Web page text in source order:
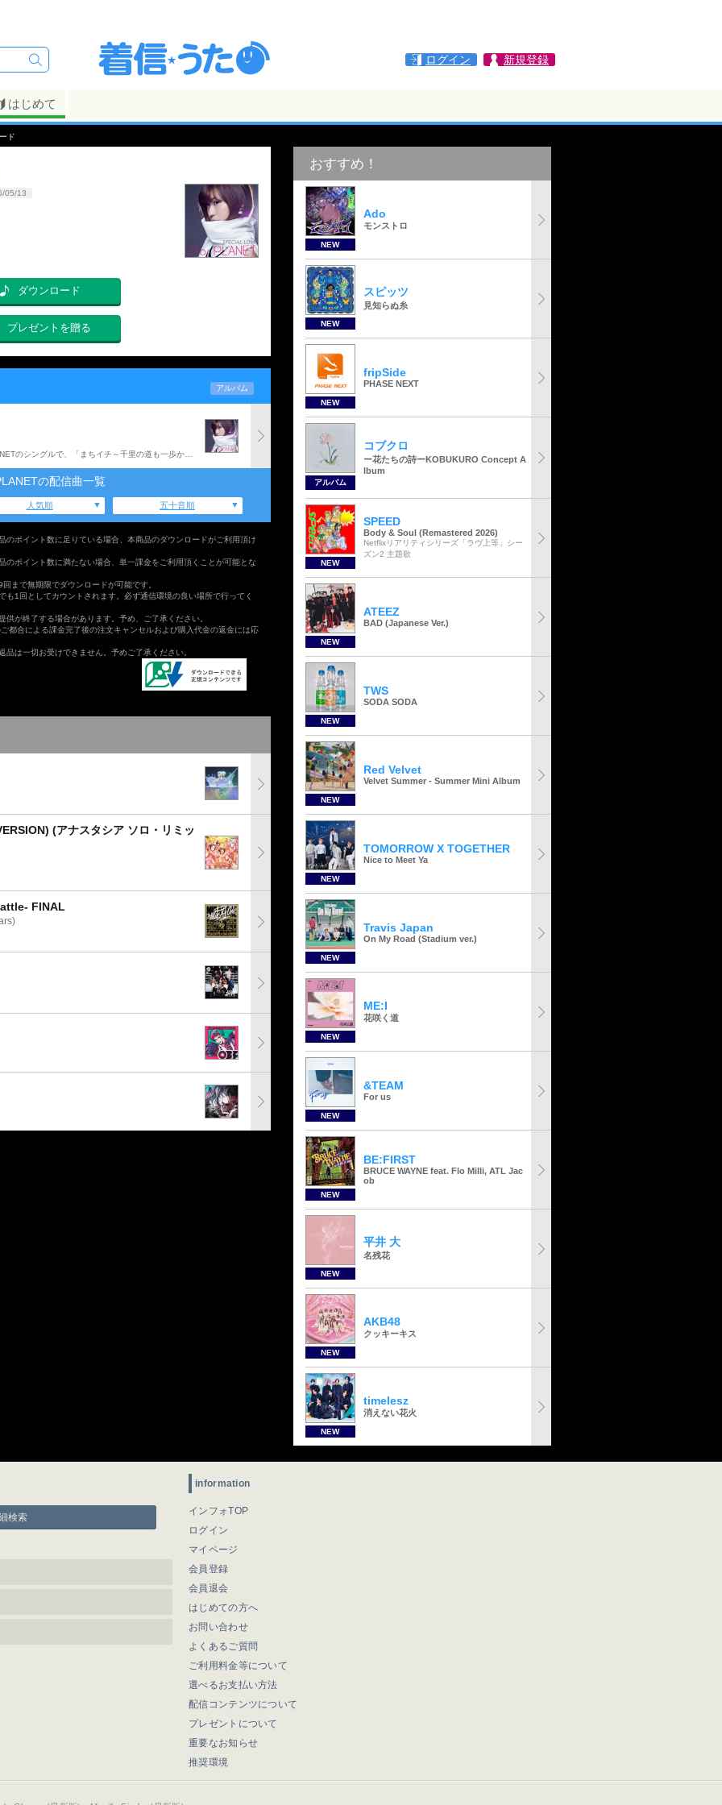
ログイン 新規登録
はじめて
ド
05/13
ダウンロード
プレゼントを贈る
アルバム
しがせいこ、村屋光二からなるユニット:2forPLANETのシングルで、「まちイチ～千里の道も一歩から～」のエンディング・テーマ。c/w曲として「スターラスター」を収録。
の配信曲一覧
人気順 五十音順
ポイント数に足りている場合、本商品のダウンロードがご利用頂け
ポイント数に満たない場合、単一課金をご利用頂くことが可能とな
まで無期限でダウンロードが可能です。
1回としてカウントされます。必ず通信環境の良い場所で行ってく
が終了する場合があります。予め、ご了承ください。
都合による課金完了後の注文キャンセルおよび購入代金の返金には応
は一切お受けできません。予めご了承ください。
(アナスタシア ソロ・リミッ
FINAL
おすすめ！
NEW
Ado
モンストロ
NEW
スピッツ
見知らぬ糸
NEW
fripSide
PHASE NEXT
アルバム
コブクロ
ー花たちの詩ーKOBUKURO Concept A
lbum
NEW
SPEED
Body & Soul (Remastered 2026)
Netflixリアリティシリーズ「ラヴ上等」シー
ズン2 主題歌
NEW
ATEEZ
BAD (Japanese Ver.)
NEW
TWS
SODA SODA
NEW
Red Velvet
Velvet Summer - Summer Mini Album
NEW
TOMORROW X TOGETHER
Nice to Meet Ya
NEW
Travis Japan
On My Road (Stadium ver.)
NEW
ME:I
花咲く道
NEW
&TEAM
For us
NEW
BE:FIRST
BRUCE WAYNE feat. Flo Milli, ATL Jac
ob
NEW
平井 大
名残花
NEW
AKB48
クッキーキス
NEW
timelesz
消えない花火
検索
information
インフォTOP
ログイン
マイページ
会員登録
会員退会
はじめての方へ
お問い合わせ
よくあるご質問
ご利用料金等について
選べるお支払い方法
配信コンテンツについて
プレゼントについて
重要なお知らせ
推奨環境